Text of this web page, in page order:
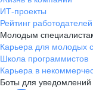
ИТ-проекты
Рейтинг
Молодым
Карьера для молодых
Школа программистов
Карьера в
Боты для уведомлений